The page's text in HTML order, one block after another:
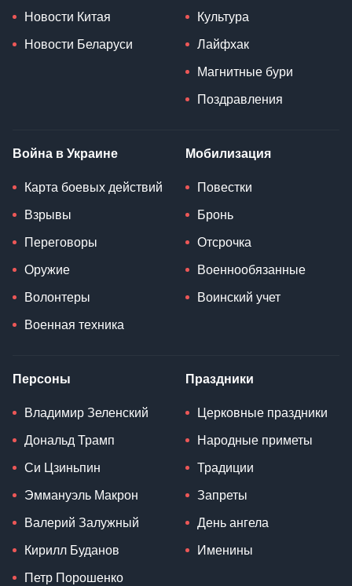
Новости Китая
Новости Беларуси
Культура
Лайфхак
Магнитные бури
Поздравления
Война в Украине
Карта боевых действий
Взрывы
Переговоры
Оружие
Волонтеры
Военная техника
Мобилизация
Повестки
Бронь
Отсрочка
Военнообязанные
Воинский учет
Персоны
Владимир Зеленский
Дональд Трамп
Си Цзиньпин
Эммануэль Макрон
Валерий Залужный
Кирилл Буданов
Петр Порошенко
Праздники
Церковные праздники
Народные приметы
Традиции
Запреты
День ангела
Именины